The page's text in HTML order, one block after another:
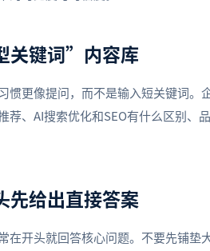
关键词”内容库
惯更像提问，而不是输入短关键词
荐、AI搜索优化和SEO有什么区别、
先给出直接答案
在开头就回答核心问题。不要先铺